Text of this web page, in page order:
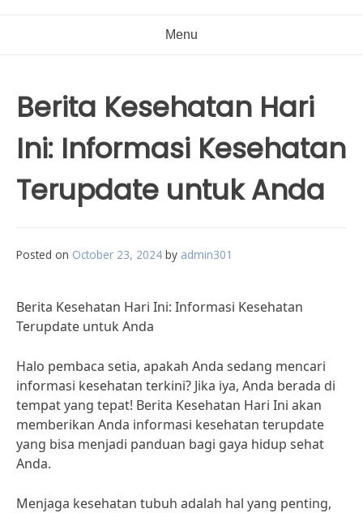
Menu
Berita Kesehatan Hari
Ini: Informasi Kesehatan
Terupdate untuk Anda
Posted on October 23, 2024 by admin301
Berita Kesehatan Hari Ini: Informasi Kesehatan
Terupdate untuk Anda
Halo pembaca setia, apakah Anda sedang mencari
informasi kesehatan terkini? Jika iya, Anda berada di
tempat yang tepat! Berita Kesehatan Hari Ini akan
memberikan Anda informasi kesehatan terupdate
yang bisa menjadi panduan bagi gaya hidup sehat
Anda.
Menjaga kesehatan tubuh adalah hal yang penting,